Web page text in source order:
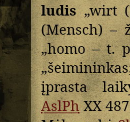
ludis„wirt
(Mensch) –
„homo – t.
įprasta
AslPhXX